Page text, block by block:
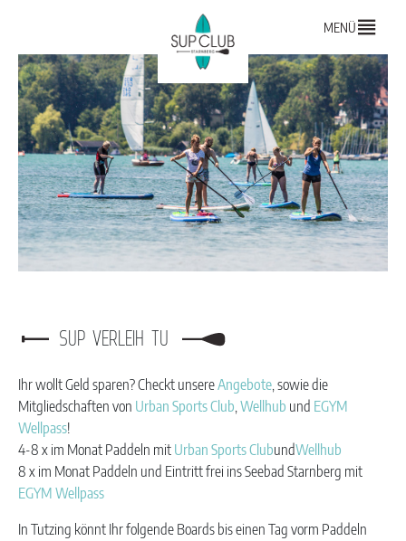
MENÜ
SUP VERLEIH TU
Ihr wollt Geld sparen? Checkt unsereAngebote, sowie die
Mitgliedschaften von Urban Sports Club,Wellhub und EGYM
Wellpass!
4-8 x im Monat Paddeln mit Urban Sports ClubundWellhub
8 x im Monat Paddeln und Eintritt frei ins Seebad Starnberg mit
EGYM Wellpass
In Tutzing könnt Ihr folgende Boards bis einen Tag vorm Paddeln